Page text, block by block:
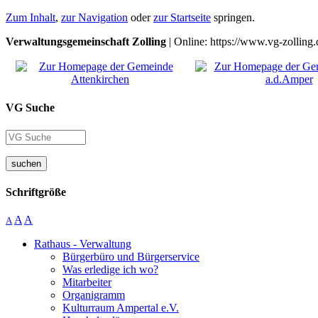
Zum Inhalt, zur Navigation oderzur Startseite springen.
Verwaltungsgemeinschaft Zolling | Online: https://www.vg-
VG Suche
suchen
Schriftgröße
A A A
Rathaus - Verwaltung
Bürgerbüro und Bürgerservice
Was erledige ich wo?
Mitarbeiter
Organigramm
Kulturraum Ampertal e.V.